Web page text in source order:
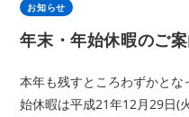
お知らせ
年末・年始休暇のご
本年も残すところわずかと
始休暇は平成21年12月29日(